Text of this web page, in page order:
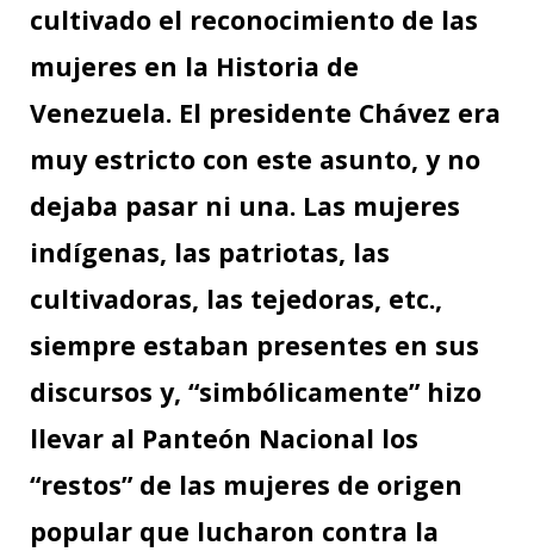
cultivado el reconocimiento de las
mujeres en la Historia de
Venezuela. El presidente Chávez era
muy estricto con este asunto, y no
dejaba pasar ni una. Las mujeres
indígenas, las patriotas, las
cultivadoras, las tejedoras, etc.,
siempre estaban presentes en sus
discursos y, “simbólicamente” hizo
llevar al Panteón Nacional los
“restos” de las mujeres de origen
popular que lucharon contra la